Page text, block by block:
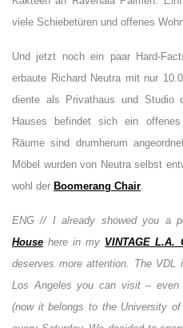
viele Schiebetüren und offenes
Und jetzt noch ein paar Hard-
erbaute Richard Neutra mit nur
diente als Privathaus und Studio
Hauses befindet sich ein
Räume sind drumherum
Möbel wurden von Neutra selbst
wohl der Boomerang Chair
ENG // I already showed you a
House here in my VINTAGE L.A.
deserves more attention. The
Los Angeles you can visit – even
(now it belongs to the University